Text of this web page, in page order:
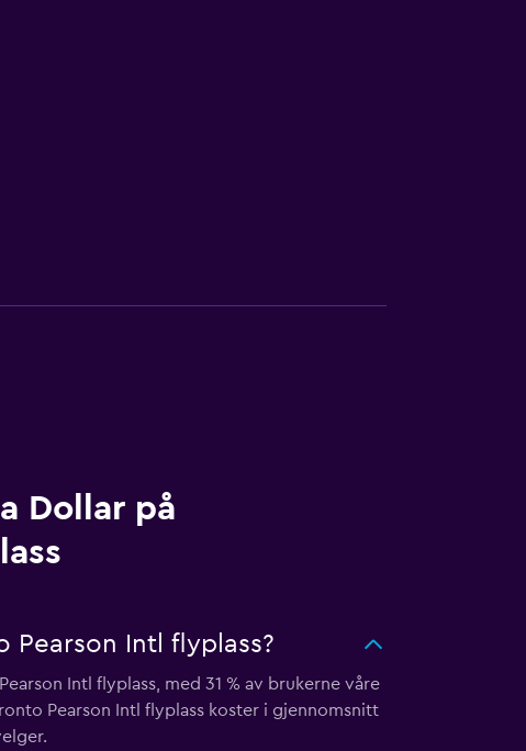
Dollar på
Intl flyplass?
Intl flyplass, med 31 % av brukerne våre
Pearson Intl flyplass koster i gjennomsnitt